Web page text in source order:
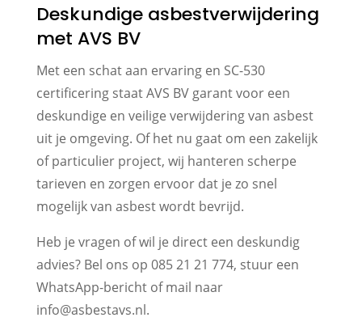
Deskundige asbestverwijdering
met AVS BV
Met een schat aan ervaring en SC-530
certificering staat AVS BV garant voor een
deskundige en veilige verwijdering van asbest
uit je omgeving. Of het nu gaat om een zakelijk
of particulier project, wij hanteren scherpe
tarieven en zorgen ervoor dat je zo snel
mogelijk van asbest wordt bevrijd.
Heb je vragen of wil je direct een deskundig
advies? Bel ons op 085 21 21 774, stuur een
WhatsApp-bericht of mail naar
info@asbestavs.nl.